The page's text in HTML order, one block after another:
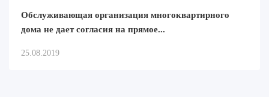
Обслуживающая организация многоквартирного
дома не дает согласия на прямое...
25.08.2019